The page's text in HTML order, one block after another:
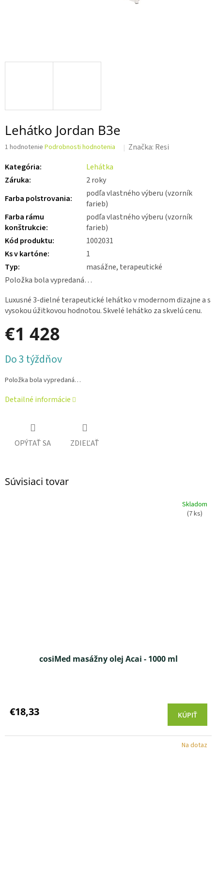
Lehátko Jordan B3e
Priemerné
produktu
5,0
hviezdičiek.
1 hodnotenie Podrobnosti hodnotenia Značka: Resi
Kategória:
Lehátka
Záruka:
2 roky
Farba polstrovania:
podľa vlastného výberu (vzorník
farieb)
Farba rámu
konštrukcie:
podľa vlastného výberu (vzorník
farieb)
Kód produktu:
1002031
Ks v kartóne:
1
Typ:
masážne, terapeutické
Položka bola vypredaná…
Luxusné 3-dielné terapeutické lehátko v modernom dizajne a s
vysokou úžitkovou hodnotou. Skvelé lehátko za skvelú cenu.
€1 428
Jednotková
cena:
Do 3 týždňov
Položka bola vypredaná…
Detailné informácie
OPÝTAŤ SA ZDIEĽAŤ
Súvisiaci tovar
Skladom
(7 ks)
cosiMed masážny olej Acai - 1000 ml
produktu
je
z 5
€18,33 KÚPIŤ
Na dotaz